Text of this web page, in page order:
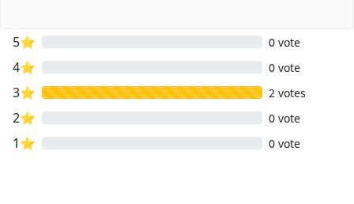
5⭐ 0 vote
4⭐ 0 vote
3⭐ 2 votes
2⭐ 0 vote
1⭐ 0 vote